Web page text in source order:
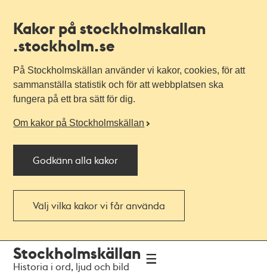
Kakor på stockholmskallan
.stockholm.se
På Stockholmskällan använder vi kakor, cookies, för att
sammanställa statistik och för att webbplatsen ska
fungera på ett bra sätt för dig.
Om kakor på Stockholmskällan
Godkänn alla kakor
Välj vilka kakor vi får använda
navigationen
huvudinnehållet
Stockholmskällan
Historia i ord, ljud och bild